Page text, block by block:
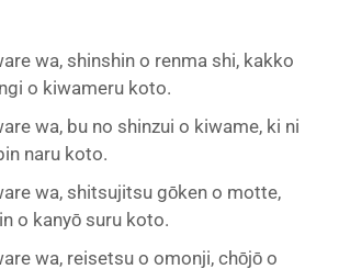
wa, shinshin o renma shi, kakko
o kiwameru koto.
wa, bu no shinzui o kiwame, ki ni
naru koto.
wa, shitsujitsu gōken o motte,
o kanyō suru koto.
wa, reisetsu o omonji, chōjō o